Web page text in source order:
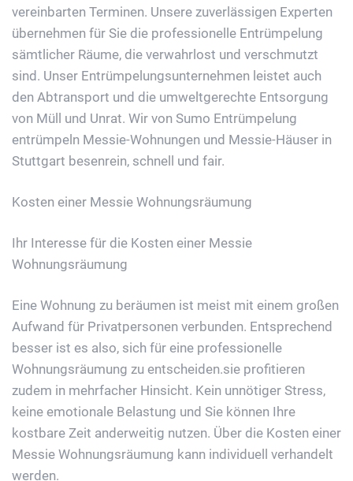
vereinbarten Terminen. Unsere zuverlässigen Experten
übernehmen für Sie die professionelle Entrümpelung
sämtlicher Räume, die verwahrlost und verschmutzt
sind. Unser Entrümpelungsunternehmen leistet auch
den Abtransport und die umweltgerechte Entsorgung
von Müll und Unrat. Wir von Sumo Entrümpelung
entrümpeln Messie-Wohnungen und Messie-Häuser in
Stuttgart besenrein, schnell und fair.
Kosten einer Messie Wohnungsräumung
Ihr Interesse für die Kosten einer Messie
Wohnungsräumung
Eine Wohnung zu beräumen ist meist mit einem großen
Aufwand für Privatpersonen verbunden. Entsprechend
besser ist es also, sich für eine professionelle
Wohnungsräumung zu entscheiden.sie profitieren
zudem in mehrfacher Hinsicht. Kein unnötiger Stress,
keine emotionale Belastung und Sie können Ihre
kostbare Zeit anderweitig nutzen. Über die Kosten einer
Messie Wohnungsräumung kann individuell verhandelt
werden.